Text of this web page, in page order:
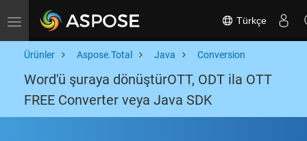
Toggle navigation Türkçe
Ürünler Aspose.Total Java Conversion
Word'ü şuraya dönüştürOTT, ODT ila OTT
FREE Converter veya Java SDK